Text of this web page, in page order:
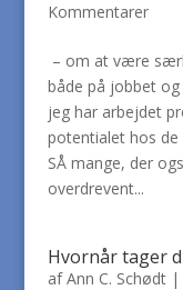
Kommentarer
– om at være
både på jobbet
jeg har arbejdet
potentialet hos de
SÅ mange, der
overdrevent...
Hvornår tager
afAnn C. Schødt|